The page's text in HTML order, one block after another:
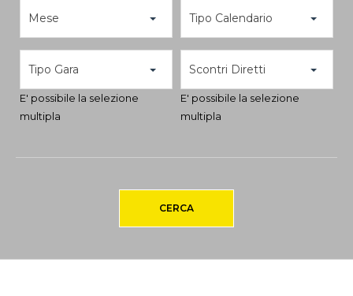
Mese Tipo Calendario
Tipo Gara
E' possibile la selezione
multipla
Scontri Diretti
E' possibile la selezione
multipla
CERCA